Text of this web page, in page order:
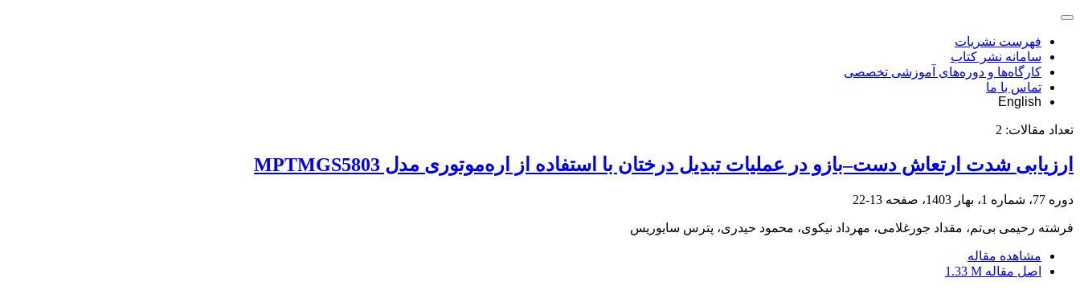
فهرست نشریات
سامانه نشر کتاب
کارگاه‌ها و دوره‌های آموزشی تخصصی
تماس با ما
English
تعداد مقالات: 2
ارزیابی شدت ارتعاش دست–بازو در عملیات تبدیل درختان با استفاده از اره‌موتوری مدل MPTMGS5803
دوره 77، شماره 1، بهار 1403، صفحه 13-22
فرشته رحیمی بی‌تم، مقداد جورغلامی، مهرداد نیکوی، محمود حیدری، پترس سایوریس
مشاهده مقاله
اصل مقاله 1.33 M